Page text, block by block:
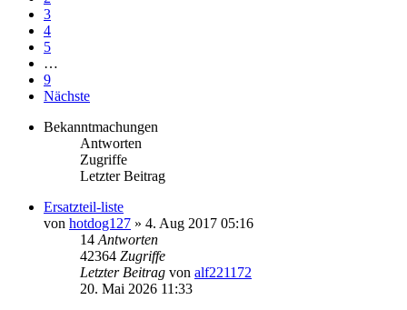
3
4
5
…
9
Nächste
Bekanntmachungen
Antworten
Zugriffe
Letzter Beitrag
Ersatzteil-liste
von hotdog127 » 4. Aug 2017 05:16
14 Antworten
42364 Zugriffe
Letzter Beitrag von alf221172
20. Mai 2026 11:33